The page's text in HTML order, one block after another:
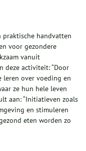
handvatten
voor gezondere
vanuit
deze activiteit: “Door
over voeding en
ze hun hele leven
aan: “Initiatieven zoals
en stimuleren
eten worden zo